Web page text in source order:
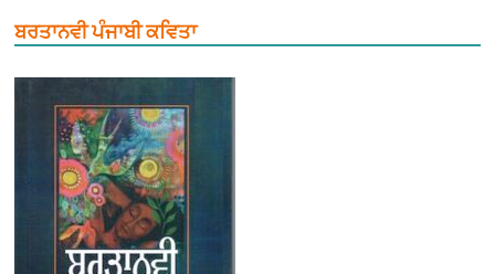
ਬਰਤਾਨਵੀ ਪੰਜਾਬੀ ਕਵਿਤਾ